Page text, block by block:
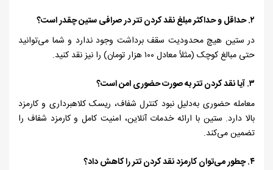
۲. حداقل و حداکثر مبلغ نقد کردن تتر در صرافی ستین چقدر است؟
در ستین هیچ محدودیت سقف برداشت وجود ندارد و شما می‌توانید
حتی مبالغ کوچک (مثلاً معادل ۱۰۰هزار تومان) را نیز نقد کنید.
۳. آیا نقد کردن تتر به صورت حضوری امن است؟
معامله حضوری به‌دلیل نبود کنترل شفاف، ریسک کلاهبرداری و کارمزد
بالا دارد. ستین با ارائه خدمات آنلاین، امنیت کامل و کارمزد شفاف را
تضمین می‌کند.
۴. چطور می‌توان کارمزد نقد کردن تتر را کاهش داد؟